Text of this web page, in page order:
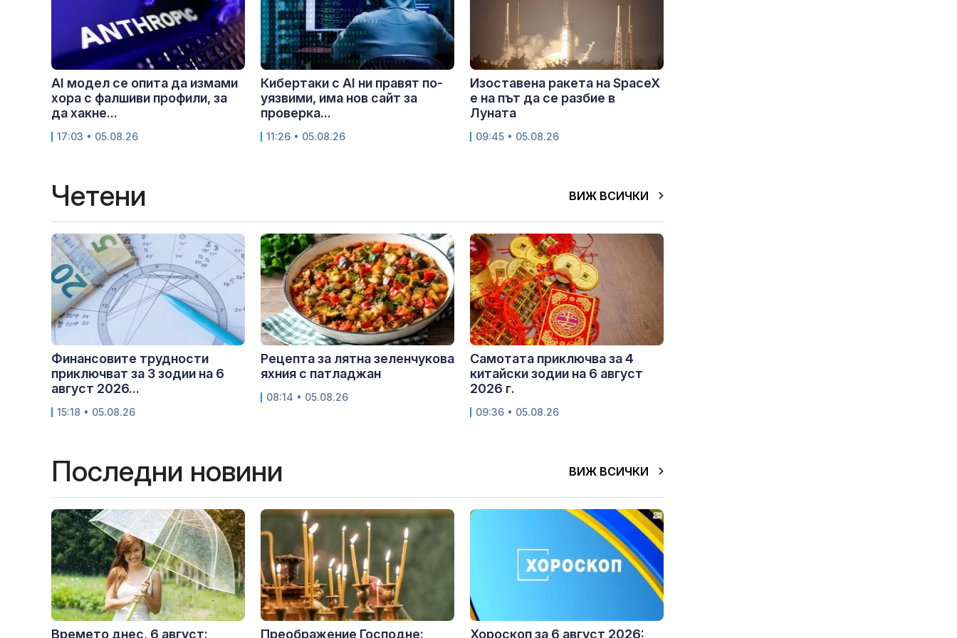
AI модел се опита да измами
хора с фалшиви профили, за
да хакне...
17:03 • 05.08.26
Кибертаки с AI ни правят по-
уязвими, има нов сайт за
проверка...
11:26 • 05.08.26
Изоставена ракета на SpaceX
е на път да се разбие в
Луната
09:45 • 05.08.26
Четени ВИЖ ВСИЧКИ
Финансовите трудности
приключват за 3 зодии на 6
август 2026...
15:18 • 05.08.26
Рецепта за лятна зеленчукова
яхния с патладжан
08:14 • 05.08.26
Самотата приключва за 4
китайски зодии на 6 август
2026 г.
09:36 • 05.08.26
Последни новини ВИЖ ВСИЧКИ
Времето днес, 6 август: Преображение Господне: Хороскоп за 6 август 2026: